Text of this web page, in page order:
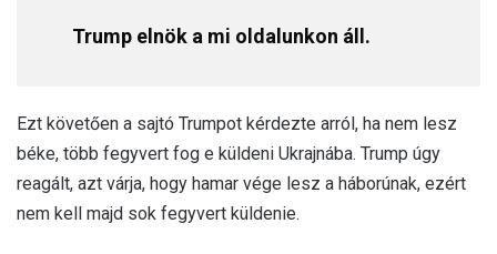
Trump elnök a mi oldalunkon áll.
Ezt követően a sajtó Trumpot kérdezte arról, ha nem lesz
béke, több fegyvert fog e küldeni Ukrajnába. Trump úgy
reagált, azt várja, hogy hamar vége lesz a háborúnak, ezért
nem kell majd sok fegyvert küldenie.